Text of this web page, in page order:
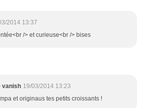
2014 13:37
/> et curieuse<br /> bises
vanish 19/03/2014 13:23
et originaus tes petits croissants !